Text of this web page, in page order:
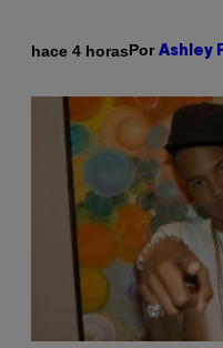
hace 4 horasPor Ashley